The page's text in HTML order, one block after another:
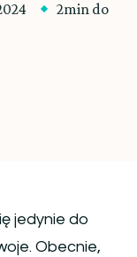
2min do
jedynie do
Obecnie,